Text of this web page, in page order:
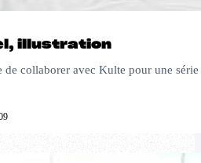
illustration
de collaborer avec Kulte pour une